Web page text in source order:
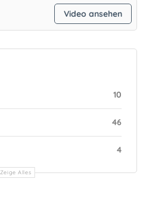
Video ansehen
10
46
4
Zeige Alles